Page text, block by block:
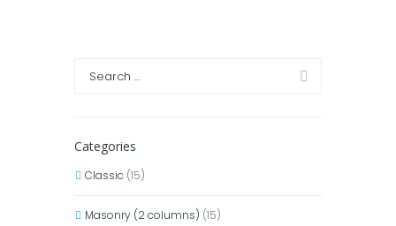
Categories
Classic (15)
Masonry (2 columns) (15)